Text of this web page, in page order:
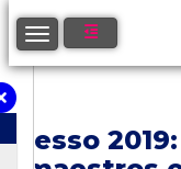
Toggle navigation
Iesso